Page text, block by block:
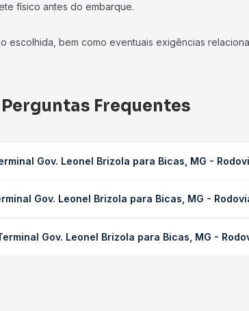
físico antes do embarque.
escolhida, bem como eventuais exigências
Perguntas Frequentes
Gov. Leonel Brizola para Bicas, MG -
Na Quero Passagem você consulta os horários
Gov. Leonel Brizola para Bicas, MG -
Na Quero Passagem você compara os preços
Gov. Leonel Brizola para Bicas, MG -